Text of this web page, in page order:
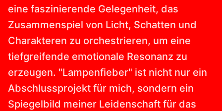
eine faszinierende Gelegenheit, das
Zusammenspiel von Licht, Schatten und
Charakteren zu orchestrieren, um eine
tiefgreifende emotionale Resonanz zu
erzeugen. "Lampenfieber" ist nicht nur ein
Abschlussprojekt für mich, sondern ein
Spiegelbild meiner Leidenschaft für das